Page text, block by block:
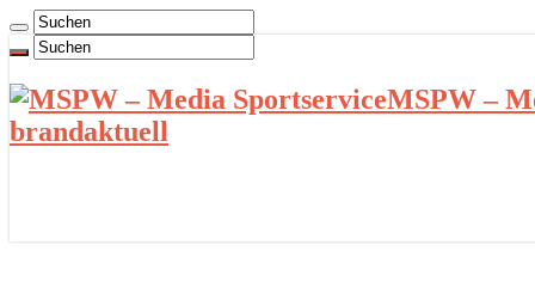
MSPW –
brandaktuell